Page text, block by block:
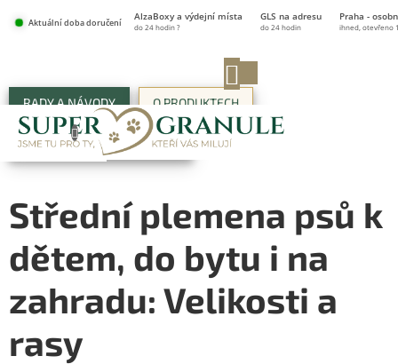
Aktuální doba doručení
AlzaBoxy a výdejní místa GLS na adresu Praha -
do 24 hodin ? do 24 hodin ihned, otevřeno
RADY A NÁVODY O PRODUKTECH
ŽIVOT V SUPER-GRANULÍCH
Střední plemena psů k
dětem, do bytu i na
zahradu: Velikosti a
rasy